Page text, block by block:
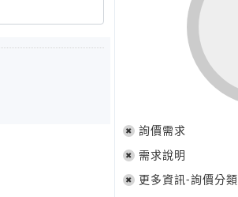
詢價需求
需求說明
更多資訊-詢價分類